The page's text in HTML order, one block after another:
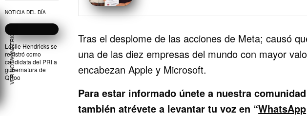
NOTICIA DEL DÍA
Leslie Hendricks se
registró como
candidata del PRI a
gubernatura de
QRoo
Tras el desplome de las acciones de Meta; causó
una de las diez empresas del mundo con mayor
encabezan Apple y Microsoft.
Para estar informado únete a nuestra
también atrévete a levantar tu voz en “WhatsApp
VER NOTA ANTERIOR